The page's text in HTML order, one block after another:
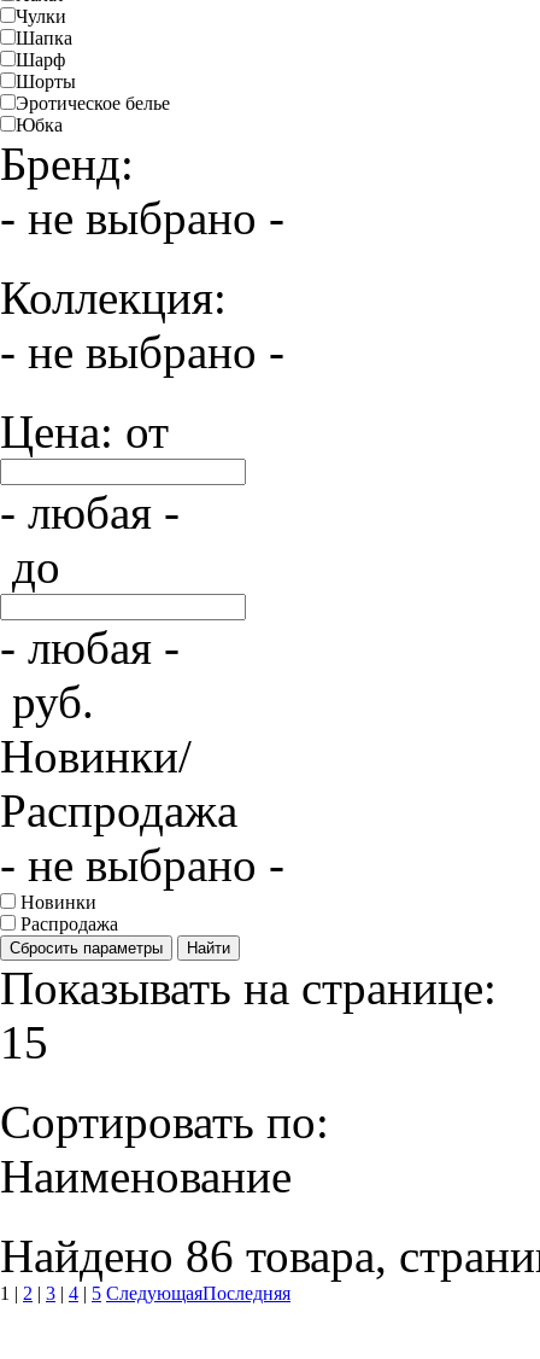
Чулки
Шапка
Шарф
Шорты
Эротическое белье
Юбка
Бренд:
- не выбрано -
Коллекция:
- не выбрано -
Цена: от
- любая -
до
- любая -
руб.
Новинки/
Распродажа
- не выбрано -
Новинки
Распродажа
Сбросить параметры Найти
Показывать на странице:
15
Сортировать по:
Наименование
Найдено 86 товара,
1 | 2 | 3 | 4 | 5 СледующаяПоследняя